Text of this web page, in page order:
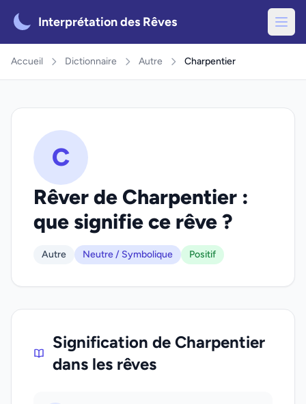
Interprétation des Rêves
Accueil Dictionnaire Autre Charpentier
C
Rêver de Charpentier :
que signifie ce rêve ?
Autre Neutre / Symbolique Positif
Signification de Charpentier
dans les rêves